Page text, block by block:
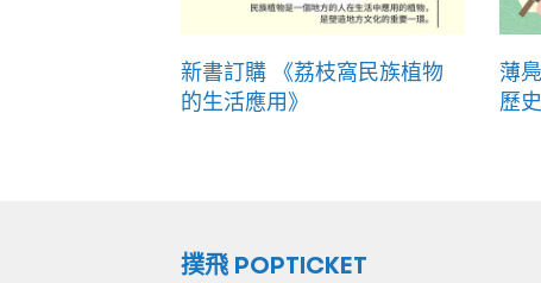
新書訂購 《荔枝窩民族植物
的生活應用》
薄
歷
撲飛 POPTICKET